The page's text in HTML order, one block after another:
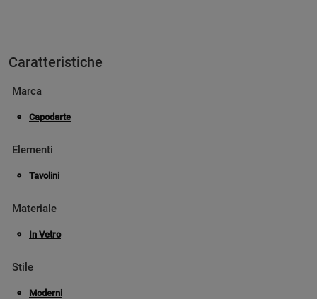
Caratteristiche
Marca
Capodarte
Elementi
Tavolini
Materiale
In Vetro
Stile
Moderni